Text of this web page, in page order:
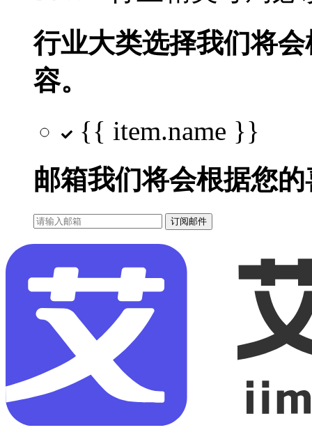
行业大类选择我们将
容。
{{ item.name }}
邮箱我们将会根据您
订阅邮件